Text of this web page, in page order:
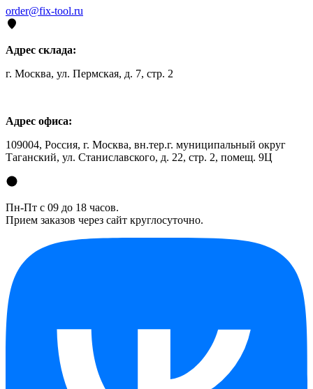
order@fix-tool.ru
Адрес склада:
г. Москва, ул. Пермская, д. 7, стр. 2
Адрес офиса:
109004, Россия, г. Москва, вн.тер.г. муниципальный округ
Таганский, ул. Станиславского, д. 22, стр. 2, помещ. 9Ц
Пн-Пт с 09 до 18 часов.
Прием заказов через сайт круглосуточно.